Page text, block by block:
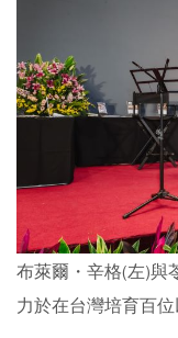
布萊爾・辛格(左)與
力於在台灣培育百位